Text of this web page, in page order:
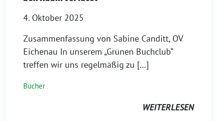
4. Oktober 2025
Zusammenfassung von Sabine Canditt, OV
Eichenau In unserem „Grünen Buchclub“
treffen wir uns regelmäßig zu […]
Bücher
WEITERLESEN